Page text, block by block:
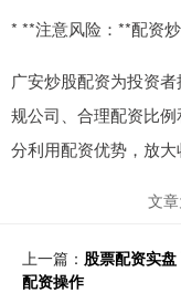
* **注意风险：**配资
广安炒股配资为投资
规公司、合理配资比
分利用配资优势，放大
文
上一篇： 股票配资实
配资操作